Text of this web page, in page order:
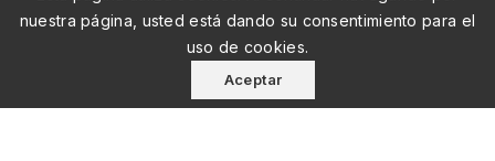
nuestra página, usted está dando su consentimiento para el
uso de cookies.
Aceptar
SUSCRÍBETE AL BOLETÍN 